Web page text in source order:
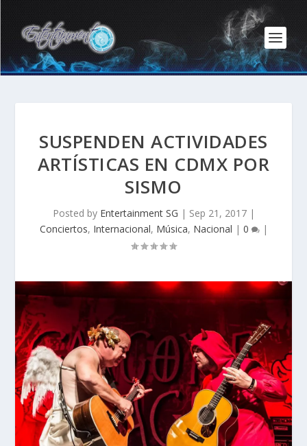
SUSPENDEN ACTIVIDADES
ARTÍSTICAS EN CDMX POR
SISMO
Posted by Entertainment SG | Sep 21, 2017|
Conciertos, Internacional, Música, Nacional | 0 |